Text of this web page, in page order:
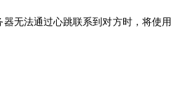
器无法通过心跳联系到对方时，将使用